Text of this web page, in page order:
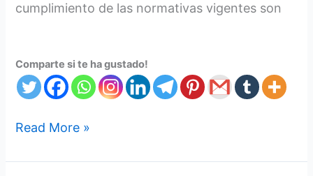
cumplimiento de las normativas vigentes son
Comparte si te ha gustado!
Read More »